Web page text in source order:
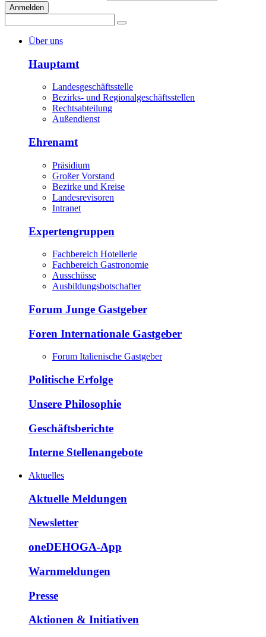
Anmelden
Über uns
Hauptamt
Landesgeschäftsstelle
Bezirks- und Regionalgeschäftsstellen
Rechtsabteilung
Außendienst
Ehrenamt
Präsidium
Großer Vorstand
Bezirke und Kreise
Landesrevisoren
Intranet
Expertengruppen
Fachbereich Hotellerie
Fachbereich Gastronomie
Ausschüsse
Ausbildungsbotschafter
Forum Junge Gastgeber
Foren Internationale Gastgeber
Forum Italienische Gastgeber
Politische Erfolge
Unsere Philosophie
Geschäftsberichte
Interne Stellenangebote
Aktuelles
Aktuelle Meldungen
Newsletter
oneDEHOGA-App
Warnmeldungen
Presse
Aktionen & Initiativen